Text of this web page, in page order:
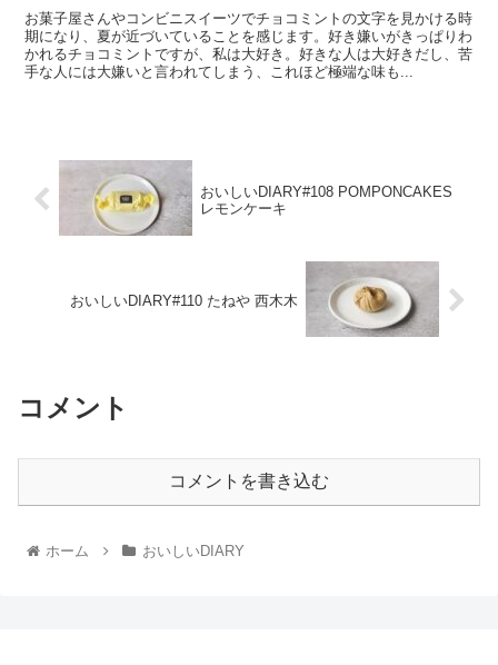
お菓子屋さんやコンビニスイーツでチョコミントの文字を見かける時
期になり、夏が近づいていることを感じます。好き嫌いがきっぱりわ
かれるチョコミントですが、私は大好き。好きな人は大好きだし、苦
手な人には大嫌いと言われてしまう、これほど極端な味も...
おいしいDIARY#108 POMPONCAKES
レモンケーキ
おいしいDIARY#110 たねや 西木木
コメント
コメントを書き込む
ホーム おいしいDIARY